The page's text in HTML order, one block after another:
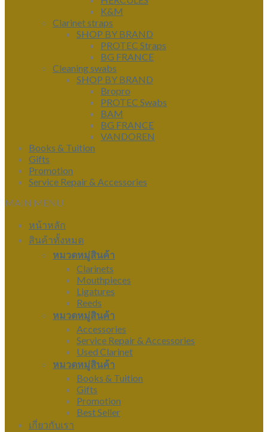
K&M
Clarinet straps
SHOP BY BRAND
PROTEC Straps
BG FRANCE
Cleaning swabs
SHOP BY BRAND
Bropro
PROTEC Swabs
BAM
BG FRANCE
VANDOREN
Books & Tuition
Gifts
Promotion
Service Repair & Accessories
MAIN MENU
หน้าหลัก
สินค้าทั้งหมด
หมวดหมู่สินค้า
Clarinets
Mouthpieces
Ligatures
Reeds
หมวดหมู่สินค้า
Accessories
Service Repair & Accessories
Used Clarinet
หมวดหมู่สินค้า
Books & Tuition
Gifts
Promotion
Best Seller
เกี่ยวกับเรา